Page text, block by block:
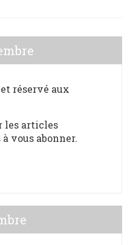
réservé aux
les articles
vous abonner.